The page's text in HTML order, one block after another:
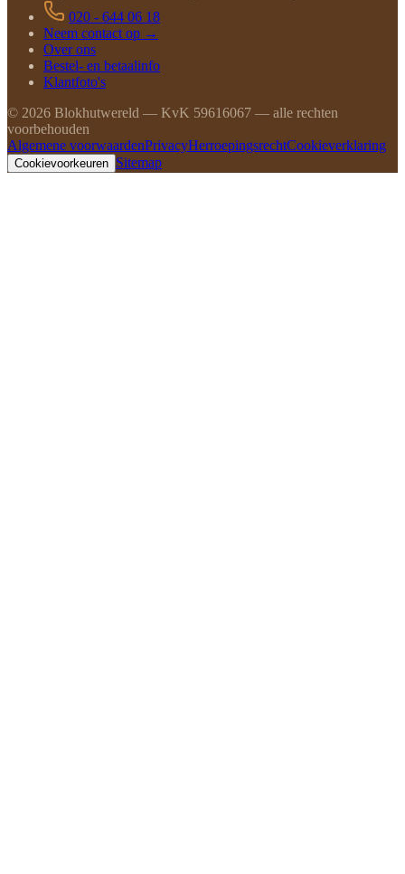
020 - 644 06 18
Neem contact op →
Over ons
Bestel- en betaalinfo
Klantfoto's
© 2026 Blokhutwereld — KvK 59616067 — alle rechten
voorbehouden
Algemene voorwaardenPrivacyHerroepingsrechtCookieverklaring
Cookievoorkeuren Sitemap